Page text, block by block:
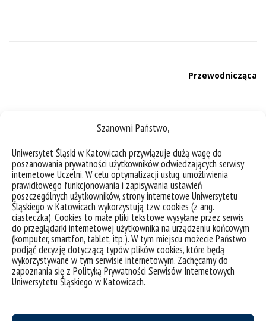
Szanowni Państwo,
Uniwersytet Śląski w Katowicach przywiązuje dużą wagę do
poszanowania prywatności użytkowników odwiedzających serwisy
internetowe Uczelni. W celu optymalizacji usług, umożliwienia
prawidłowego funkcjonowania i zapisywania ustawień
poszczególnych użytkowników, strony internetowe Uniwersytetu
Śląskiego w Katowicach wykorzystują tzw. cookies (z ang.
ciasteczka). Cookies to małe pliki tekstowe wysyłane przez serwis
do przeglądarki internetowej użytkownika na urządzeniu końcowym
(komputer, smartfon, tablet, itp.). W tym miejscu możecie Państwo
podjąć decyzję dotyczącą typów plików cookies, które będą
wykorzystywane w tym serwisie internetowym. Zachęcamy do
zapoznania się z Polityką Prywatności Serwisów Internetowych
Uniwersytetu Śląskiego w Katowicach.
Przewodnicząca
Zastępca Przewodniczącej
dr Rafał Fic (WPiA UŚ)